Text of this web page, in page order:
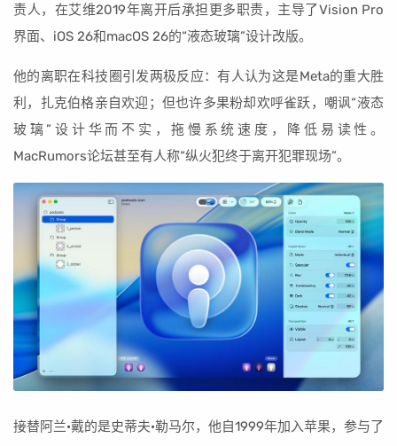
责人，在艾维2019年离开后承担更多职责，主导了Vision Pro
界面、iOS 26和macOS 26的“液态玻璃”设计改版。
他的离职在科技圈引发两极反应：有人认为这是Meta的重大胜
利，扎克伯格亲自欢迎；但也许多果粉却欢呼雀跃，嘲讽“液态
玻璃”设计华而不实，拖慢系统速度，降低易读性。
MacRumors论坛甚至有人称“纵火犯终于离开犯罪现场”。
接替阿兰·戴的是史蒂夫·勒马尔，他自1999年加入苹果，参与了